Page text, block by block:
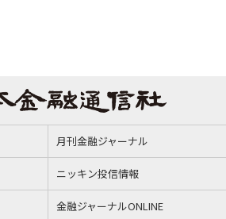
月刊金融ジャーナル
ニッキン投信情報
金融ジャーナルONLINE